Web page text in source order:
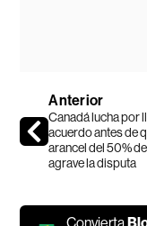
Anterior
Canadá lucha por
acuerdo antes de
arancel del 50%
agrave la disputa